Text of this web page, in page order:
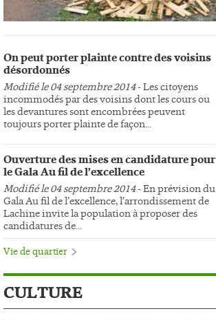
Photo
On peut porter plainte contre des voisins
désordonnés
Modifié le 04 septembre 2014- Les citoyens
incommodés par des voisins dont les cours ou
les devantures sont encombrées peuvent
toujours porter plainte de façon...
Ouverture des mises en candidature pour
le Gala Au fil de l’excellence
Modifié le 04 septembre 2014- En prévision du
Gala Au fil de l’excellence, l’arrondissement de
Lachine invite la population à proposer des
candidatures de...
Vie de quartier
CULTURE